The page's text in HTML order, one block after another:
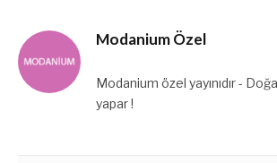
Modanium Özel
Modanium özel yayınıdır -
yapar !